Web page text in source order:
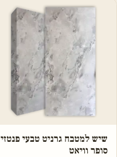
שיש למטבח גרניט טבעי פנטזי
סופר וויאט